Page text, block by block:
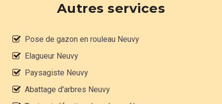
Autres services
Pose de gazon en rouleau Neuvy
Elagueur Neuvy
Paysagiste Neuvy
Abattage d'arbres Neuvy